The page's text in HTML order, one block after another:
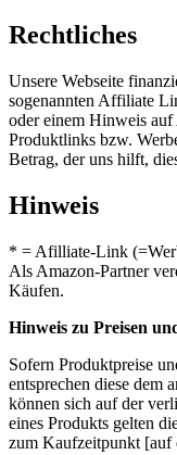
Rechtliches
Unsere Webseite
sogenannten Affiliate
oder einem Hinweis
Produktlinks bzw.
Betrag, der uns hilft,
Hinweis
* = Afilliate-Link
Als Amazon-Partner
Käufen.
Hinweis zu Preisen
Sofern Produktpreise
entsprechen diese dem
können sich auf der
eines Produkts gelten
zum Kaufzeitpunkt [auf